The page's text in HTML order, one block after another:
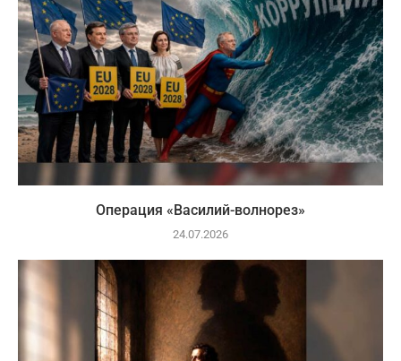
Операция «Василий-волнорез»
24.07.2026